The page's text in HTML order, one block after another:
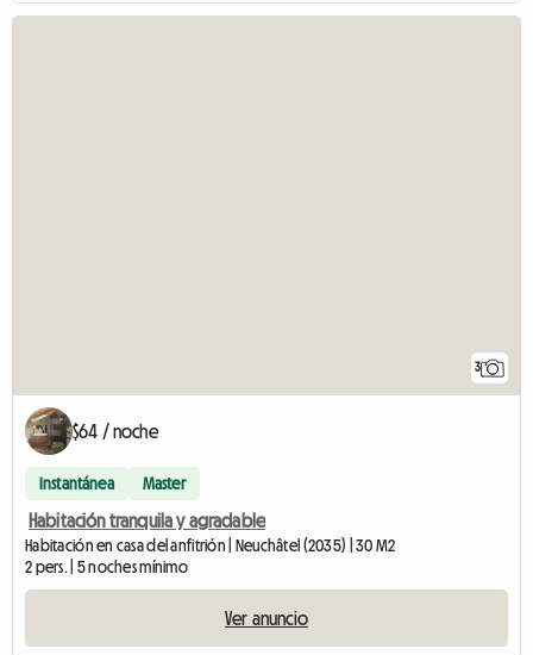
3
$64 / noche
Instantánea Master
Habitación tranquila y agradable
Habitación en casa del anfitrión | Neuchâtel (2035) | 30 M2
2 pers. | 5 noches mínimo
Ver anuncio